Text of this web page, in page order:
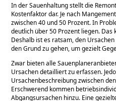
In der Sauenhaltung stellt die
Kostenfaktor dar. Je nach
zwischen 40 und 50 Prozent. In
deutlich über 50 Prozent liegen. Das
Deshalb ist es ratsam, den
den Grund zu gehen, um gezielt
Zwar bieten alle
Ursachen detailliert zu erfassen.
Ursachenbeschreibung zwischen
Erschwerend kommen
Abgangsursachen hinzu. Eine